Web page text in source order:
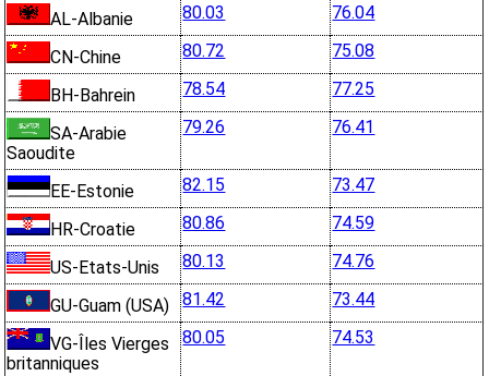
AL-Albanie 80.03 76.04
CN-Chine 80.72 75.08
BH-Bahrein 78.54 77.25
SA-Arabie
Saoudite
79.26 76.41
EE-Estonie 82.15 73.47
HR-Croatie 80.86 74.59
US-Etats-Unis 80.13 74.76
GU-Guam (USA) 81.42 73.44
VG-Îles Vierges
britanniques
80.05 74.53